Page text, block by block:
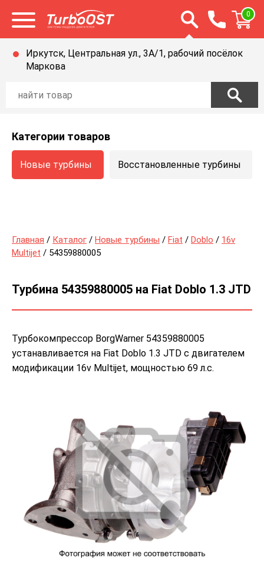
Открыть меню Открыть строку
0
Иркутск, Центральная ул., 3А/1, рабочий посёлок
Маркова
Категории товаров
Новые турбины Восстановленные турбины
Главная / Каталог / Новые турбины / Fiat / Doblo / 16v
Multijet / 54359880005
Турбина 54359880005 на Fiat Doblo 1.3 JTD
Турбокомпрессор BorgWarner 54359880005
устанавливается на Fiat Doblo 1.3 JTD с двигателем
модификации 16v Multijet, мощностью 69 л.с.